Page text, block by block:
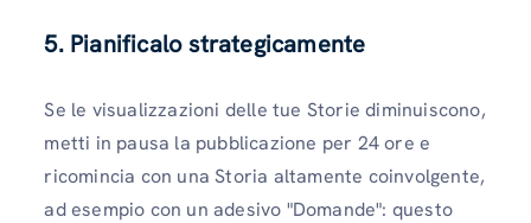
5. Pianificalo strategicamente
Se le visualizzazioni delle tue Storie diminuiscono,
metti in pausa la pubblicazione per 24 ore e
ricomincia con una Storia altamente coinvolgente,
ad esempio con un adesivo "Domande": questo